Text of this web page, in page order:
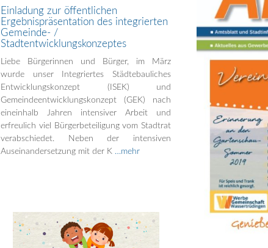
Einladung zur öffentlichen
Ergebnispräsentation des integrierten
Gemeinde- /
Stadtentwicklungskonzeptes
Liebe Bürgerinnen und Bürger, im März
wurde unser Integriertes Städtebauliches
Entwicklungskonzept (ISEK) und
Gemeindeentwicklungskonzept (GEK) nach
eineinhalb Jahren intensiver Arbeit und
erfreulich viel Bürgerbeteiligung vom Stadtrat
verabschiedet. Neben der intensiven
Auseinandersetzung mit der K …mehr